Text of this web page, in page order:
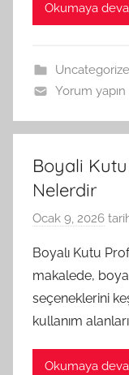
Okumaya
Yorum yapın
Boyali
Nelerdir
Ocak 9, 2026
Boyalı Kutu
makalede,
seçeneklerini
kullanım
Okumaya